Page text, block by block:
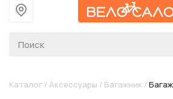
На
Каталог / Аксессуары / Багажник /